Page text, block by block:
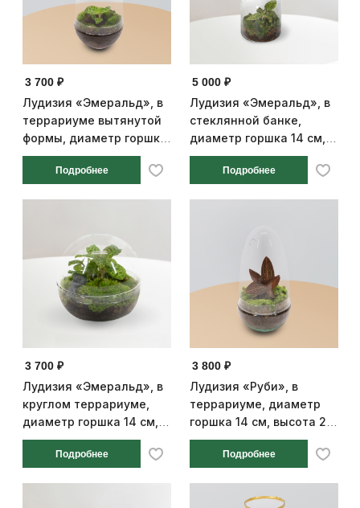
3 700 ₽
Лудизия «Эмеральд», в
террариуме вытянутой
формы, диаметр горшка
14 см, высота 25 см
Подробнее
5 000 ₽
Лудизия «Эмеральд», в
стеклянной банке,
диаметр горшка 14 см,
высота 25 см
Подробнее
3 700 ₽
Лудизия «Эмеральд», в
круглом террариуме,
диаметр горшка 14 см,
высота 25 см
Подробнее
3 800 ₽
Лудизия «Руби», в
террариуме, диаметр
горшка 14 см, высота 25
см
Подробнее